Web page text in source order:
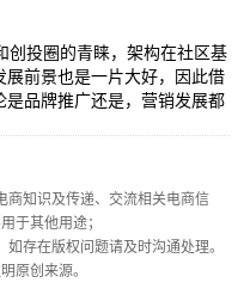
投圈的青睐，架构在社区基
前景也是一片大好，因此借
是品牌推广还是，营销发展都
商知识及传递、交流相关电商信
于其他用途；
存在版权问题请及时沟通处理。
原创来源。